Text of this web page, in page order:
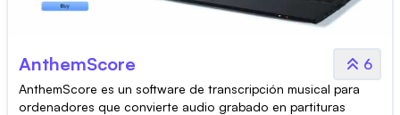
AnthemScore 6
AnthemScore es un software de transcripción musical para
ordenadores que convierte audio grabado en partituras